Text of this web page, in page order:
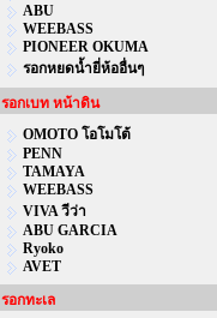
ABU
WEEBASS
PIONEER OKUMA
รอกหยดน้ำยี่ห้ออื่นๆ
รอกเบท หน้าดิน
OMOTO โอโมโต้
PENN
TAMAYA
WEEBASS
VIVA วีว่า
ABU GARCIA
Ryoko
AVET
รอกทะเล